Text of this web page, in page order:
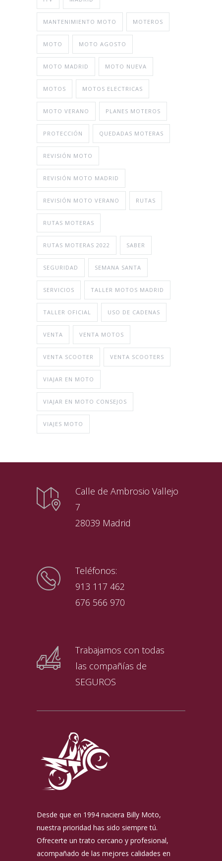
MANTENIMIENTO MOTO MOTEROS
MOTO MOTO AGOSTO
MOTO MADRID MOTO NUEVA
MOTOS MOTOS ELECTRICAS
MOTO VERANO PLANES MOTEROS
PROTECCIÓN QUEDADAS MOTERAS
REVISIÓN MOTO
REVISIÓN MOTO MADRID
REVISIÓN MOTO VERANO RUTAS
RUTAS MOTERAS
RUTAS MOTERAS 2022 SABER
SEGURIDAD SEMANA SANTA
SERVICIOS TALLER MOTOS MADRID
TALLER OFICIAL USO DE CADENAS
VENTA VENTA MOTOS
VENTA SCOOTER VENTA SCOOTERS
VIAJAR EN MOTO
VIAJAR EN MOTO CONSEJOS
VIAJES MOTO
Calle de Ambrosio Vallejo
7
28039 Madrid
Teléfonos:
913 117 462
676 566 970
Trabajamos con todas
las compañías de
SEGUROS
Desde que en 1994 naciera Billy Moto,
nuestra prioridad has sido siempre tú.
Ofrecerte un trato cercano y profesional,
acompañado de las mejores calidades en